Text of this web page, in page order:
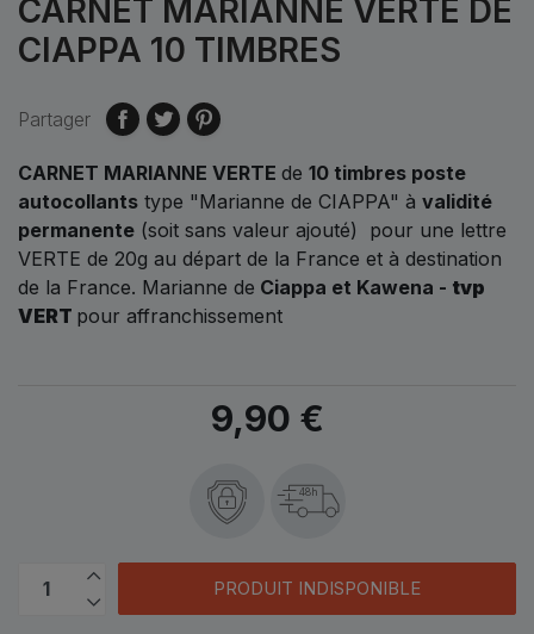
CARNET MARIANNE VERTE DE
CIAPPA 10 TIMBRES
Partager
CARNET MARIANNE VERTE de 10 timbres poste
autocollants type "Marianne de CIAPPA" à validité
permanente (soit sans valeur ajouté) pour une lettre
VERTE de 20g au départ de la France et à destination
de la France. Marianne de Ciappa et Kawena - tvp
VERT pour affranchissement
9,90 €
48h
PRODUIT INDISPONIBLE